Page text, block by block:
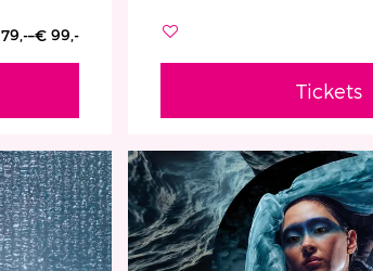
–€ 99,-
Tickets